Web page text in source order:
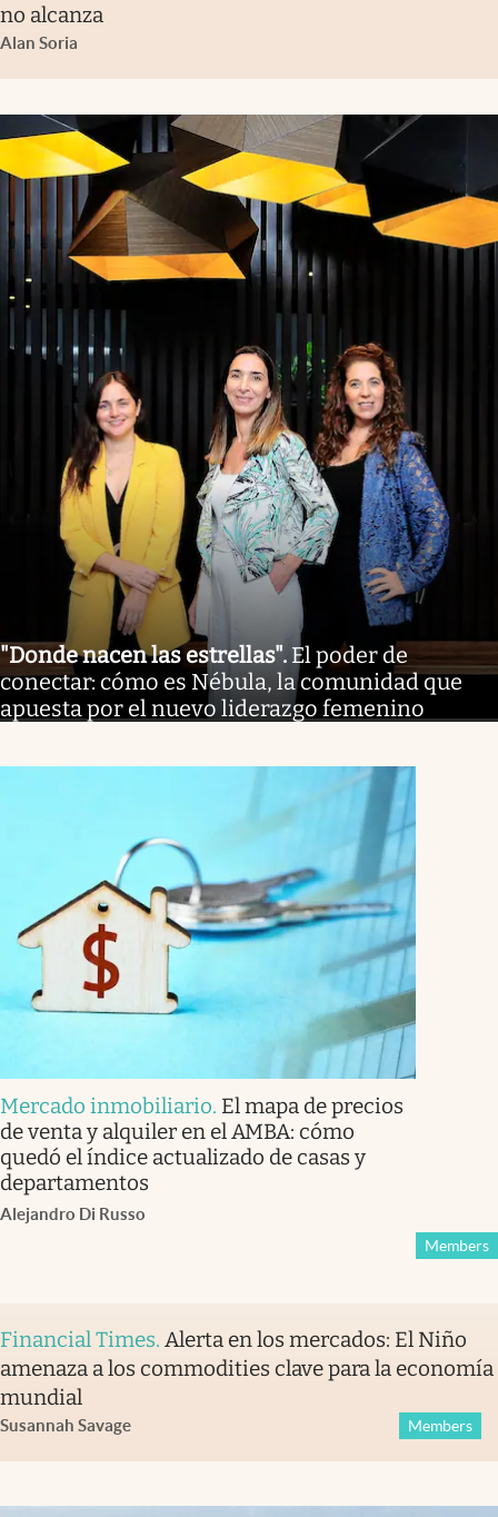
no alcanza
Alan Soria
"Donde nacen las estrellas". El poder de
conectar: cómo es Nébula, la comunidad que
apuesta por el nuevo liderazgo femenino
Mercado inmobiliario. El mapa de precios
de venta y alquiler en el AMBA: cómo
quedó el índice actualizado de casas y
departamentos
Alejandro Di Russo
Members
Financial Times. Alerta en los mercados: El Niño
amenaza a los commodities clave para la economía
mundial
Susannah Savage Members